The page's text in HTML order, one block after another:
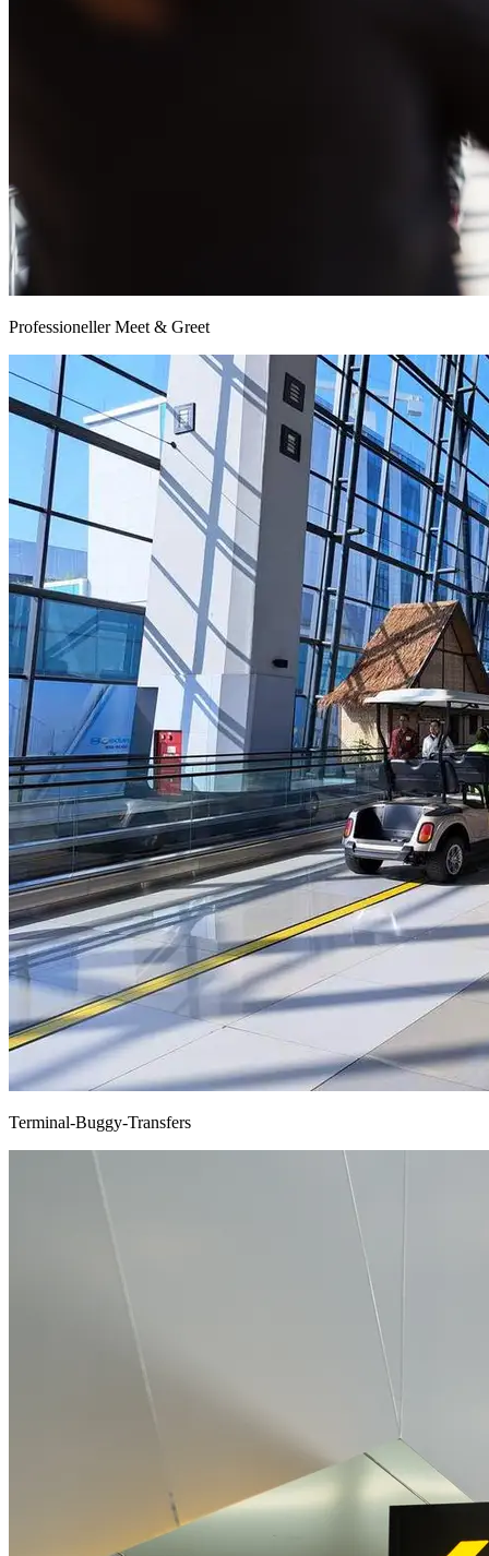
Professioneller Meet & Greet
Terminal-Buggy-Transfers